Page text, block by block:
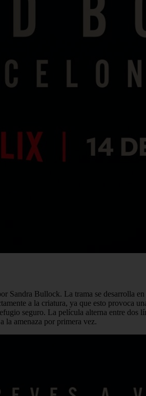
Bullock. La trama se desarrolla
a la criatura, ya que esto provoca
seguro. La película alterna entre dos
la amenaza por primera vez.